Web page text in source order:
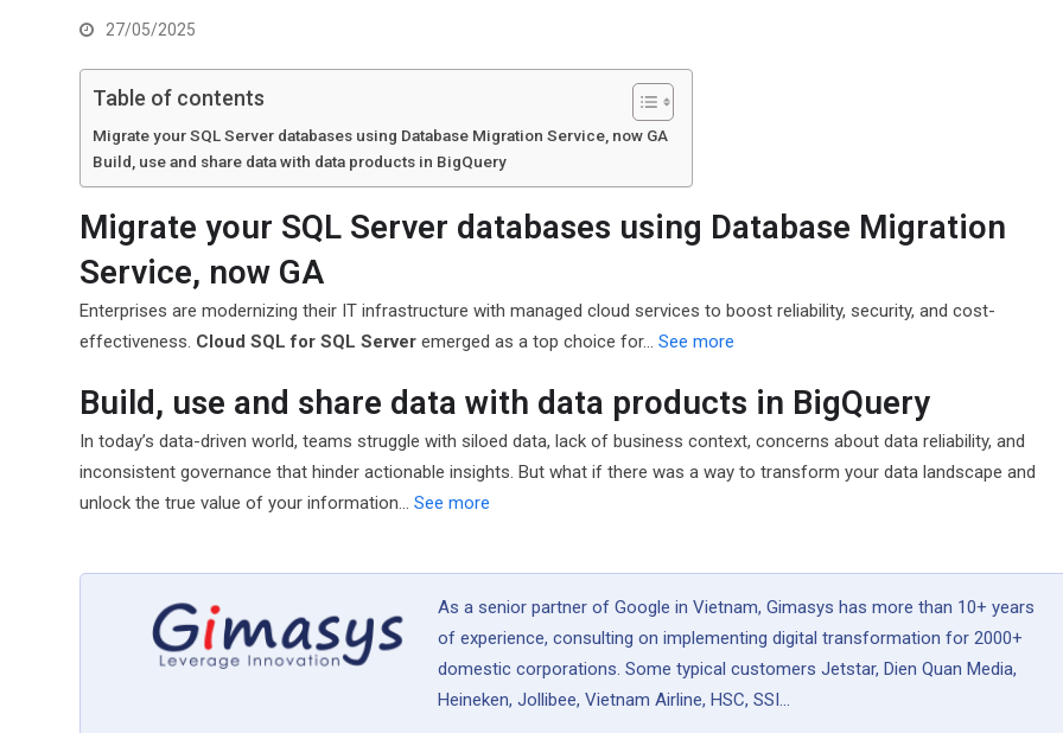
27/05/2025
Table of contents
Migrate your SQL Server databases using Database Migration Service, now GA
Build, use and share data with data products in BigQuery
Migrate your SQL Server databases using Database Migration
Service, now GA
Enterprises are modernizing their IT infrastructure with managed cloud services to boost reliability, security, and cost-
effectiveness. Cloud SQL for SQL Server emerged as a top choice for…See more
Build, use and share data with data products in BigQuery
In today’s data-driven world, teams struggle with siloed data, lack of business context, concerns about data reliability, and
inconsistent governance that hinder actionable insights. But what if there was a way to transform your data landscape and
unlock the true value of your information…See more
As a senior partner of Google in Vietnam, Gimasys has more than 10+ years
of experience, consulting on implementing digital transformation for 2000+
domestic corporations. Some typical customers Jetstar, Dien Quan Media,
Heineken, Jollibee, Vietnam Airline, HSC, SSI...